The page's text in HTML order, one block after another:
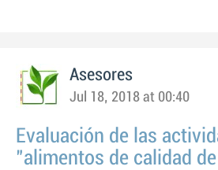
Asesores
Jul 18, 2018 at 00:40
Evaluación de las
"alimentos de calidad